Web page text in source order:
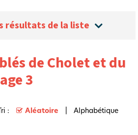
résultats de la liste
de Cholet et du
3
: Aléatoire Alphabétique